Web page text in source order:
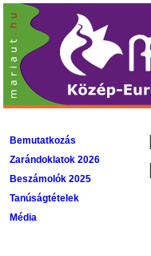
Bemutatkozás
Zarándoklatok 2026
Beszámolók 2025
Tanúságtételek
Média